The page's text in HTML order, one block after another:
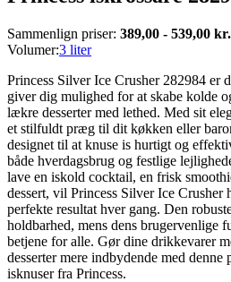
Sammenlign priser: 389,00 - 539,00 kr.
Volumer:3 liter
Princess Silver Ice Crusher 282984 er
giver dig mulighed for at skabe kolde
lækre desserter med lethed. Med sit
et stilfuldt præg til dit køkken eller
designet til at knuse is hurtigt og
både hverdagsbrug og festlige
lave en iskold cocktail, en frisk
dessert, vil Princess Silver Ice
perfekte resultat hver gang. Den
holdbarhed, mens dens brugervenlige
betjene for alle. Gør dine drikkevarer
desserter mere indbydende med
isknuser fra Princess.